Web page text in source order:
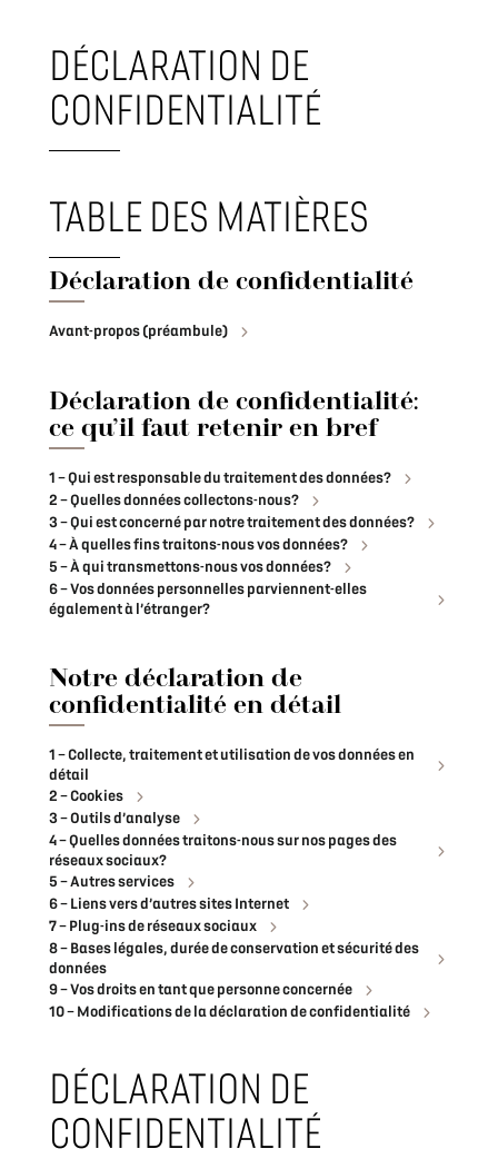
DÉCLARATION DE
CONFIDENTIALITÉ
TABLE DES MATIÈRES
Déclaration de confidentialité
Avant-propos (préambule)
Déclaration de confidentialité:
ce qu’il faut retenir en bref
1 – Qui est responsable du traitement des données?
2 – Quelles données collectons-nous?
3 – Qui est concerné par notre traitement des données?
4 – À quelles fins traitons-nous vos données?
5 – À qui transmettons-nous vos données?
6 – Vos données personnelles parviennent-elles
également à l’étranger?
Notre déclaration de
confidentialité en détail
1 – Collecte, traitement et utilisation de vos données en
détail
2 – Cookies
3 – Outils d’analyse
4 – Quelles données traitons-nous sur nos pages des
réseaux sociaux?
5 – Autres services
6 – Liens vers d’autres sites Internet
7 – Plug-ins de réseaux sociaux
8 – Bases légales, durée de conservation et sécurité des
données
9 – Vos droits en tant que personne concernée
10 – Modifications de la déclaration de confidentialité
DÉCLARATION DE
CONFIDENTIALITÉ